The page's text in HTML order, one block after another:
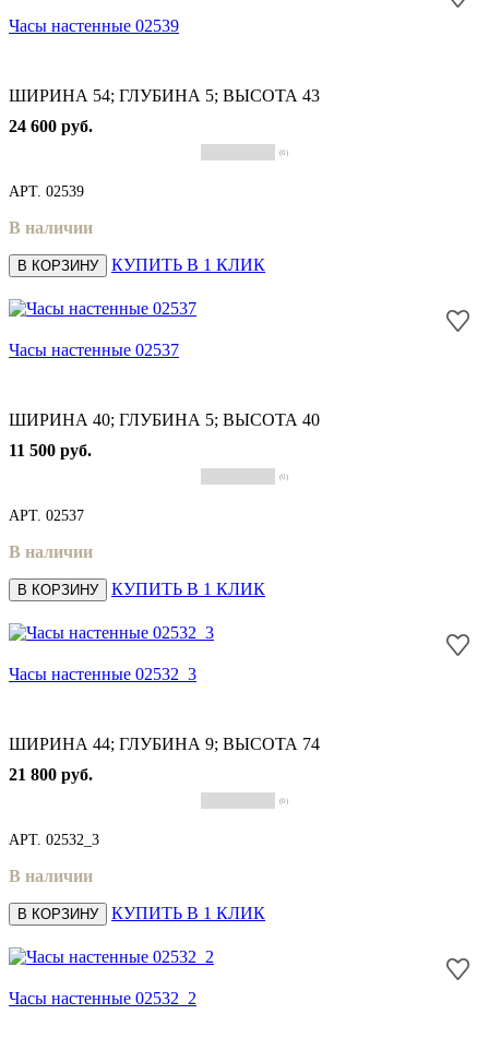
Часы настенные 02539
ШИРИНА 54; ГЛУБИНА 5; ВЫСОТА 43
24 600 руб.
(0)
АРТ. 02539
В наличии
В КОРЗИНУ КУПИТЬ В 1 КЛИК
Часы настенные 02537
ШИРИНА 40; ГЛУБИНА 5; ВЫСОТА 40
11 500 руб.
(0)
АРТ. 02537
В наличии
В КОРЗИНУ КУПИТЬ В 1 КЛИК
Часы настенные 02532_3
ШИРИНА 44; ГЛУБИНА 9; ВЫСОТА 74
21 800 руб.
(0)
АРТ. 02532_3
В наличии
В КОРЗИНУ КУПИТЬ В 1 КЛИК
Часы настенные 02532_2